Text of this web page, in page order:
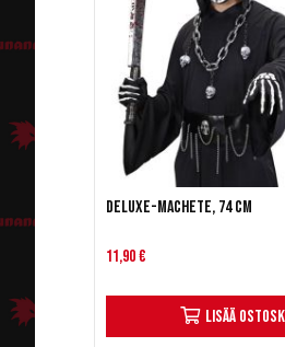
Deluxe-machete, 74 cm
11,90 €
Lisää